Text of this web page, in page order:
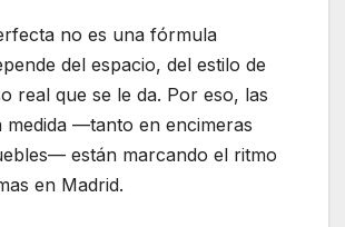
no es una fórmula
del espacio, del estilo de
real que se le da. Por eso, las
medida —tanto en encimeras
están marcando el ritmo
en Madrid.